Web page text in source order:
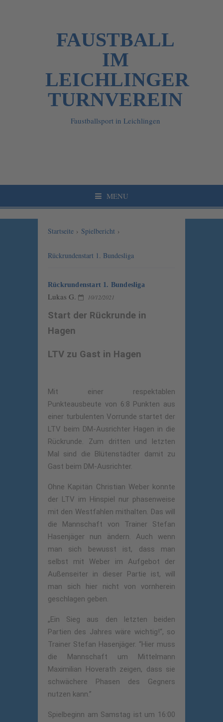
FAUSTBALL
IM
LEICHLINGER
TURNVEREIN
Faustballsport in Leichlingen
MENU
Startseite › Spielbericht ›
Rückrundenstart 1. Bundesliga
Rückrundenstart 1. Bundesliga
Lukas G. 10/12/2021
Start der Rückrunde in
Hagen
LTV zu Gast in Hagen
Mit einer respektablen
Punkteausbeute von 6:8 Punkten aus
einer turbulenten Vorrunde startet der
LTV beim DM-Ausrichter Hagen in die
Rückrunde. Zum dritten und letzten
Mal sind die Blütenstädter damit zu
Gast beim DM-Ausrichter.
Ohne Kapitän Christian Weber konnte
der LTV im Hinspiel nur phasenweise
mit den Westfahlen mithalten. Das will
die Mannschaft von Trainer Stefan
Hasenjäger nun ändern. Auch wenn
man sich bewusst ist, dass man
selbst mit Weber im Aufgebot der
Außenseiter in dieser Partie ist, will
man sich hier nicht von vornherein
geschlagen geben.
„Ein Sieg aus den letzten beiden
Partien des Jahres wäre wichtig!“, so
Trainer Stefan Hasenjäger. “Hier muss
die Mannschaft um Mittelmann
Maximilian Hoverath zeigen, dass sie
schwächere Phasen des Gegners
nutzen kann.”
Spielbeginn am Samstag ist um 16:00